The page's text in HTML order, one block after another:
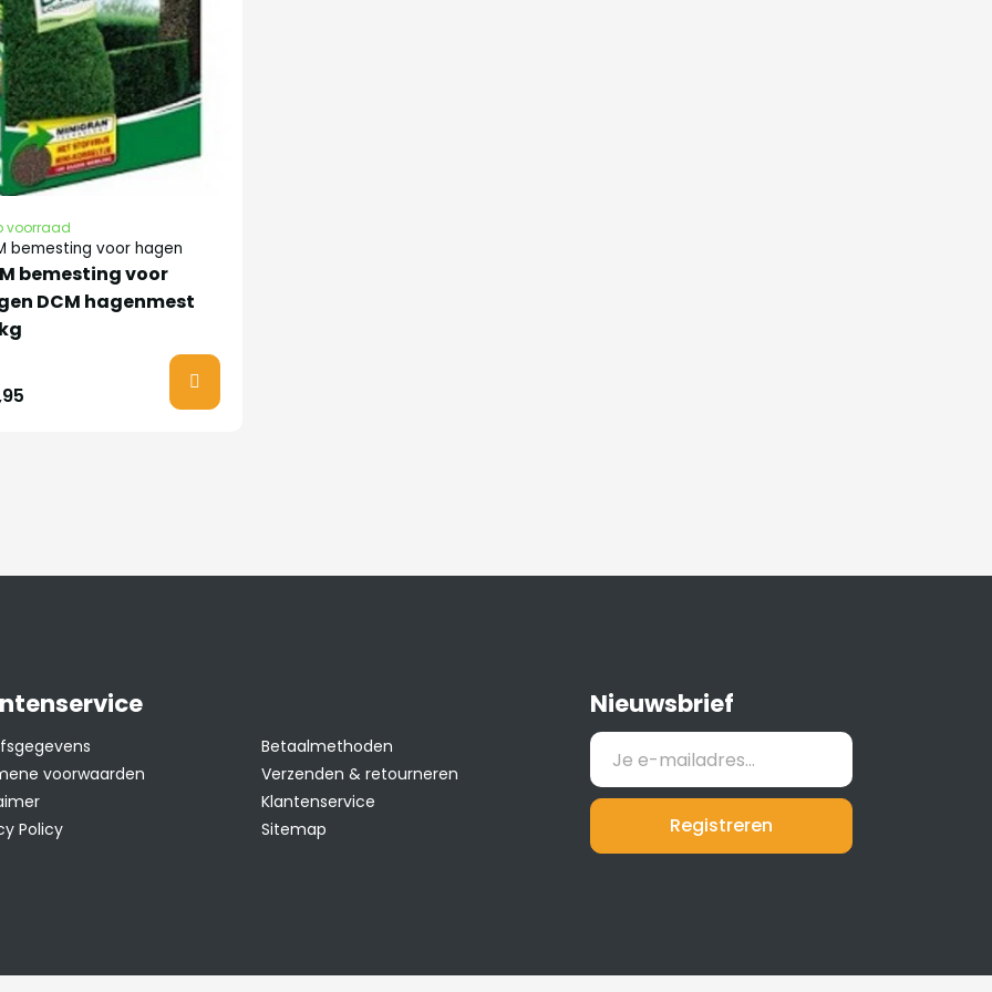
wel onze
oktober
schutting dat hij
de tuin kan
plant
voorraad
bemesting voor hagen
bemesting voor
DCM hagenmest
voorwaarden
Policy
Betaalmethoden
Verzenden & retourneren
Klantenservice
Sitemap
Nieuwsbrief
Registreren